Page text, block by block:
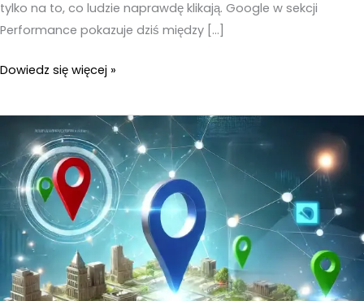
tylko na to, co ludzie naprawdę klikają. Google w sekcji
Performance pokazuje dziś między […]
Google
Firma
Co
klika
najczęściej
jak
to
Dowiedz się więcej »